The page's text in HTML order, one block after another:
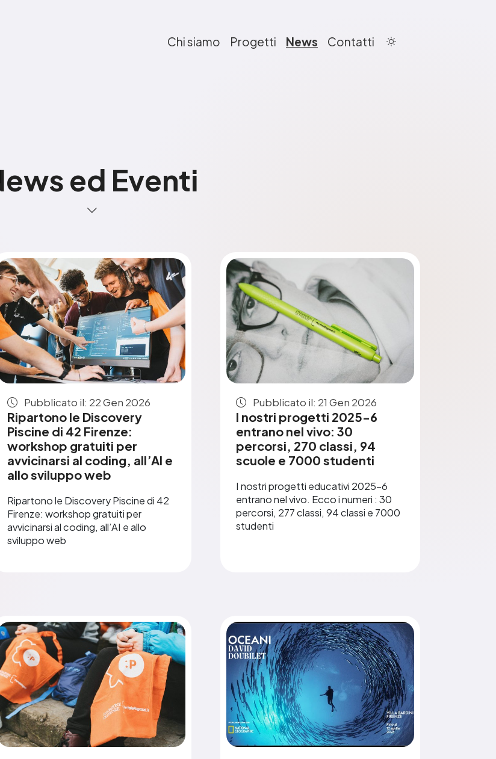
Chi siamo Progetti News Contatti
ed Eventi
Pubblicato il: 22 Gen 2026
Ripartono le Discovery
Piscine di 42 Firenze:
workshop gratuiti per
avvicinarsi al coding, all’AI e
allo sviluppo web
Ripartono le Discovery Piscine di 42
Firenze: workshop gratuiti per
avvicinarsi al coding, all’AI e allo
sviluppo web
Pubblicato il: 21 Gen 2026
I nostri progetti 2025-6
entrano nel vivo: 30
percorsi, 270 classi, 94
scuole e 7000 studenti
I nostri progetti educativi 2025-6
entrano nel vivo. Ecco i numeri : 30
percorsi, 277 classi, 94 classi e 7000
studenti